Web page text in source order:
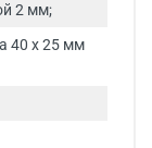
2 мм;
40 х 25 мм